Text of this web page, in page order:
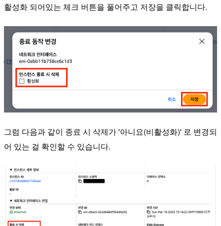
활성화 되어있는 체크 버튼을 풀어주고 저장을 클릭합니다.
그럼 다음과 같이 종료 시 삭제가 '아니요(비활성화)' 로 변경되
어 있는 걸 확인할 수 있습니다.